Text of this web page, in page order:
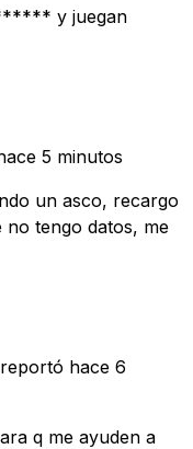
y juegan
5 minutos
un asco, recargo
no tengo datos, me
hace 6
q me ayuden a